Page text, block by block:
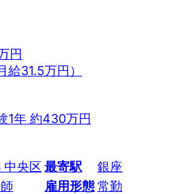
円
給31.5万円）
1年 約430万円
中央区 最寄駅
銀座
雇用形態常勤